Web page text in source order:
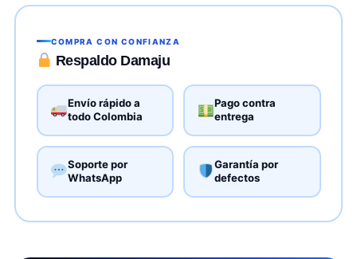
COMPRA CON CONFIANZA
Respaldo Damaju
Envío rápido a
todo Colombia
Pago contra
entrega
Soporte por
WhatsApp
Garantía por
defectos